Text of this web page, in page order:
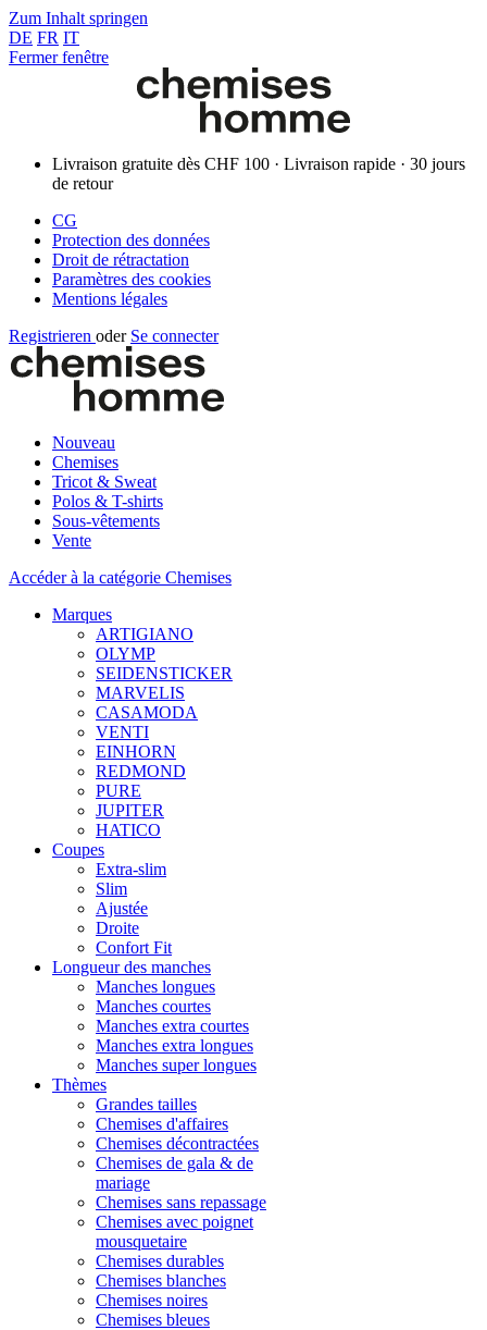
Zum Inhalt springen
DE FR IT
Fermer fenêtre
Livraison gratuite dès CHF 100 · Livraison rapide · 30 jours
de retour
CG
Protection des données
Droit de rétractation
Paramètres des cookies
Mentions légales
Registrieren oder Se connecter
Nouveau
Chemises
Tricot & Sweat
Polos & T-shirts
Sous-vêtements
Vente
Accéder à la catégorie Chemises
Marques
ARTIGIANO
OLYMP
SEIDENSTICKER
MARVELIS
CASAMODA
VENTI
EINHORN
REDMOND
PURE
JUPITER
HATICO
Coupes
Extra-slim
Slim
Ajustée
Droite
Confort Fit
Longueur des manches
Manches longues
Manches courtes
Manches extra courtes
Manches extra longues
Manches super longues
Thèmes
Grandes tailles
Chemises d'affaires
Chemises décontractées
Chemises de gala & de
mariage
Chemises sans repassage
Chemises avec poignet
mousquetaire
Chemises durables
Chemises blanches
Chemises noires
Chemises bleues